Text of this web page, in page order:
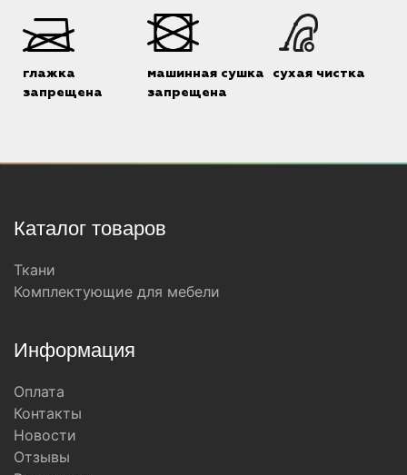
глажка
запрещена
машинная сушка
запрещена
сухая чистка
Каталог товаров
Ткани
Комплектующие для мебели
Информация
Оплата
Контакты
Новости
Отзывы